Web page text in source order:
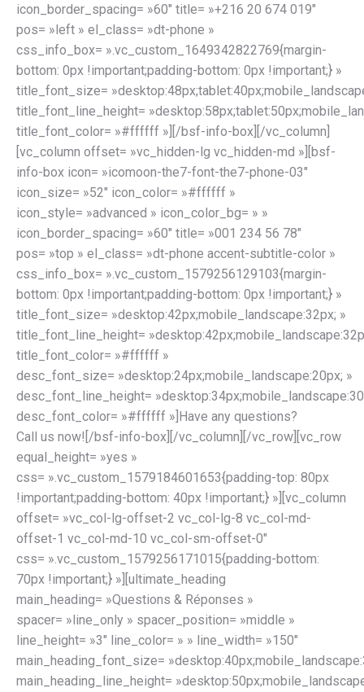
icon_border_spacing= »60″ title= »+216 20 674 019″
pos= »left » el_class= »dt-phone »
css_info_box= ».vc_custom_1649342822769{margin-
bottom: 0px !important;padding-bottom: 0px !important;} »
title_font_size=
title_font_line_height=
title_font_color= »#ffffff »][/bsf-info-box][/vc_column]
[vc_column offset= »vc_hidden-lg vc_hidden-md »][bsf-
info-box icon= »icomoon-the7-font-the7-phone-03″
icon_size= »52″ icon_color= »#ffffff »
icon_style= »advanced » icon_color_bg= » »
icon_border_spacing= »60″ title= »001 234 56 78″
pos= »top » el_class= »dt-phone accent-subtitle-color »
css_info_box= ».vc_custom_1579256129103{margin-
bottom: 0px !important;padding-bottom: 0px !important;} »
title_font_size= »desktop:42px;mobile_landscape:32px; »
title_font_line_height=
title_font_color= »#ffffff »
desc_font_size= »desktop:24px;mobile_landscape:20px; »
desc_font_line_height=
desc_font_color= »#ffffff »]Have any questions?
Call us now![/bsf-info-box][/vc_column][/vc_row][vc_row
equal_height= »yes »
css= ».vc_custom_1579184601653{padding-top: 80px
!important;padding-bottom: 40px !important;} »][vc_column
offset= »vc_col-lg-offset-2 vc_col-lg-8 vc_col-md-
offset-1 vc_col-md-10 vc_col-sm-offset-0″
css= ».vc_custom_1579256171015{padding-bottom:
70px !important;} »][ultimate_heading
main_heading= »Questions & Réponses »
spacer= »line_only » spacer_position= »middle »
line_height= »3″ line_color= » » line_width= »150″
main_heading_font_size=
main_heading_line_height=